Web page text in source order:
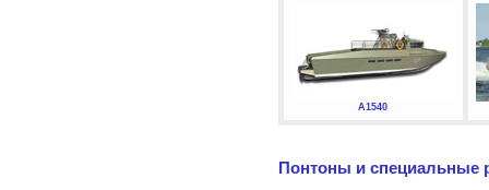
А1540
Понтоны и специальные